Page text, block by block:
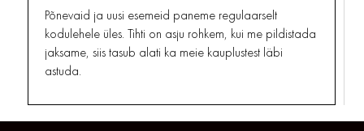
VAASID
KÕIKPORTSELAN JA KERAAMIKA
VAHENDID JA TÖÖRIISTAD
KÕIKVARIA
Põnevaid ja uusi esemeid paneme regulaarselt
kodulehele üles. Tihti on asju rohkem, kui me pildistada
jaksame, siis tasub alati ka meie kauplustest läbi
astuda.